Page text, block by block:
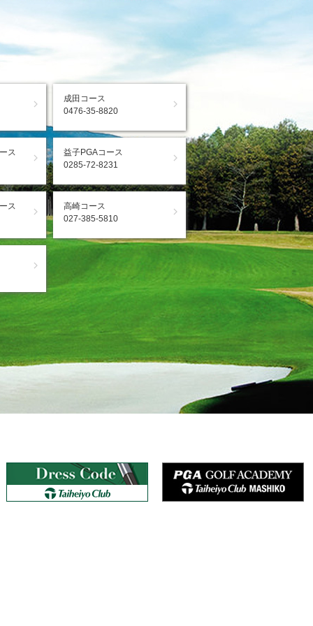
成田コース
0476-35-8820
ス
益子PGAコース
0285-72-8231
ス
高崎コース
027-385-5810